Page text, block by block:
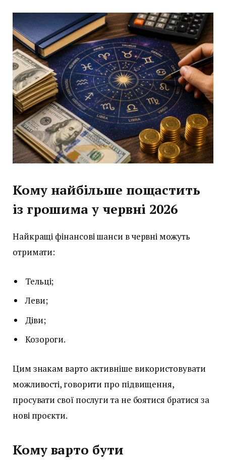
Кому найбільше пощастить
із грошима у червні 2026
Найкращі фінансові шанси в червні можуть
отримати:
Тельці;
Леви;
Діви;
Козороги.
Цим знакам варто активніше використовувати
можливості, говорити про підвищення,
просувати свої послуги та не боятися братися за
нові проєкти.
Кому варто бути